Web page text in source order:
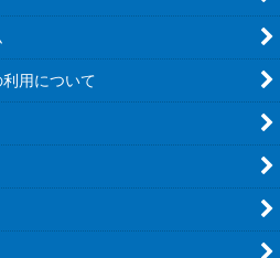
用について